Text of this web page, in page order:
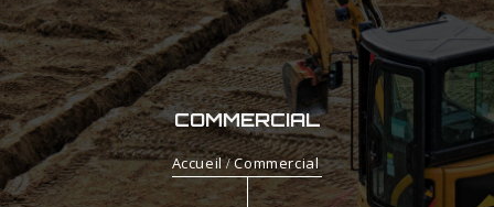
COMMERCIAL
Accueil Commercial